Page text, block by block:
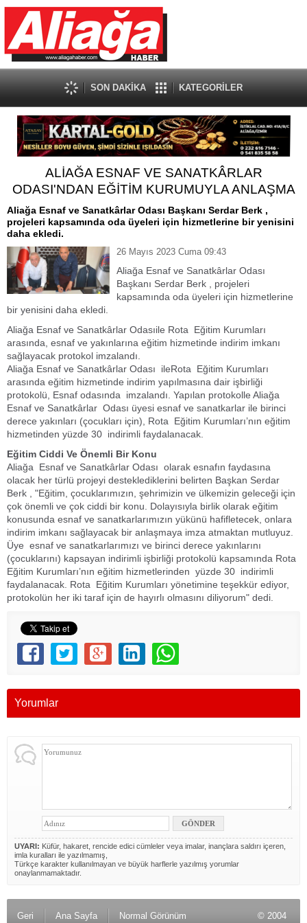
SON DAKİKA KATEGORİLER
ALİAĞA ESNAF VE SANATKÂRLAR
ODASI'NDAN EĞİTİM KURUMUYLA ANLAŞMA
Aliağa Esnaf ve Sanatkârlar Odası Başkanı Serdar Berk ,
projeleri kapsamında oda üyeleri için hizmetlerine bir yenisini
daha ekledi.
26 Mayıs 2023 Cuma 09:43
Aliağa Esnaf ve Sanatkârlar Odası
Başkanı Serdar Berk , projeleri
kapsamında oda üyeleri için hizmetlerine
bir yenisini daha ekledi.
Aliağa Esnaf ve Sanatkârlar Odasıile Rota Eğitim Kurumları
arasında, esnaf ve yakınlarına eğitim hizmetinde indirim imkanı
sağlayacak protokol imzalandı.
Aliağa Esnaf ve Sanatkârlar Odası ileRota Eğitim Kurumları
arasında eğitim hizmetinde indirim yapılmasına dair işbirliği
protokolü, Esnaf odasında imzalandı. Yapılan protokolle Aliağa
Esnaf ve Sanatkârlar Odası üyesi esnaf ve sanatkarlar ile birinci
derece yakınları (çocukları için), Rota Eğitim Kurumları’nın eğitim
hizmetinden yüzde 30 indirimli faydalanacak.
Eğitim Ciddi Ve Önemli Bir Konu
Aliağa Esnaf ve Sanatkârlar Odası olarak esnafın faydasına
olacak her türlü projeyi desteklediklerini belirten Başkan Serdar
Berk , "Eğitim, çocuklarımızın, şehrimizin ve ülkemizin geleceği için
çok önemli ve çok ciddi bir konu. Dolayısıyla birlik olarak eğitim
konusunda esnaf ve sanatkarlarımızın yükünü hafifletecek, onlara
indirim imkanı sağlayacak bir anlaşmaya imza atmaktan mutluyuz.
Üye esnaf ve sanatkarlarımızı ve birinci derece yakınlarını
(çocuklarını) kapsayan indirimli işbirliği protokolü kapsamında Rota
Eğitim Kurumları’nın eğitim hizmetlerinden yüzde 30 indirimli
faydalanacak. Rota Eğitim Kurumları yönetimine teşekkür ediyor,
protokolün her iki taraf için de hayırlı olmasını diliyorum" dedi.
Yorumlar
UYARI: Küfür, hakaret, rencide edici cümleler veya imalar, inançlara saldırı içeren,
imla kuralları ile yazılmamış,
Türkçe karakter kullanılmayan ve büyük harflerle yazılmış yorumlar
onaylanmamaktadır.
Geri Ana Sayfa Normal Görünüm © 2004